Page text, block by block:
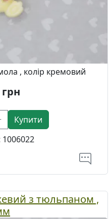
, колір кремовий
Купити
1006022
з тюльпаном ,